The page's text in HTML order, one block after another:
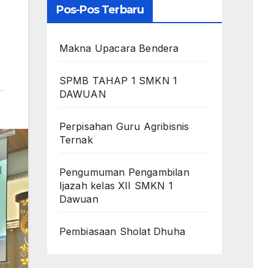
Pos-Pos Terbaru
Makna Upacara Bendera
SPMB TAHAP 1 SMKN 1
DAWUAN
Perpisahan Guru Agribisnis
Ternak
Pengumuman Pengambilan
Ijazah kelas XII SMKN 1
Dawuan
Pembiasaan Sholat Dhuha